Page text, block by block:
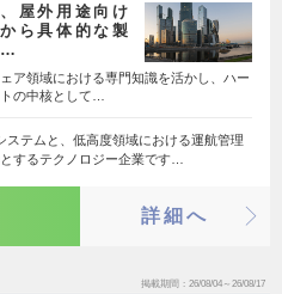
屋外用途向け
ら具体的な製
…
ア領域における専門知識を活かし、ハー
の中核として…
ステムと、低高度領域における運航管理
するテクノロジー企業です…
詳細へ
掲載期間 26/08/04～26/08/17